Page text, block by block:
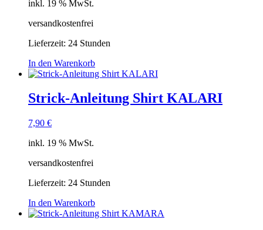
inkl. 19 % MwSt.
versandkostenfrei
Lieferzeit: 24 Stunden
In den Warenkorb
Strick-Anleitung Shirt KALARI
7,90 €
inkl. 19 % MwSt.
versandkostenfrei
Lieferzeit: 24 Stunden
In den Warenkorb